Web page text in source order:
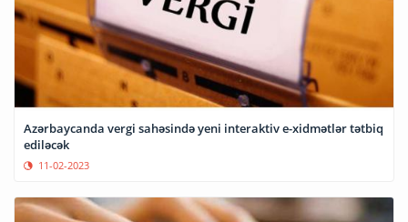
Azərbaycanda vergi sahəsində yeni interaktiv e-xidmətlər tətbiq
ediləcək
11-02-2023